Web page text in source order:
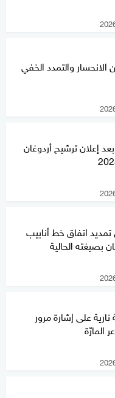
والتمدد الخفي
إعلان ترشيح أردوغان
اتفاق خط أنابيب
بصيغته الحالية
نارية على إشارة مرور
المارّة